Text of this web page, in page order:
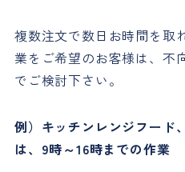
複数注文で数日お時間を取
業をご希望のお客様は、不
でご検討下さい。
例）キッチンレンジフード
は、9時～16時までの作業